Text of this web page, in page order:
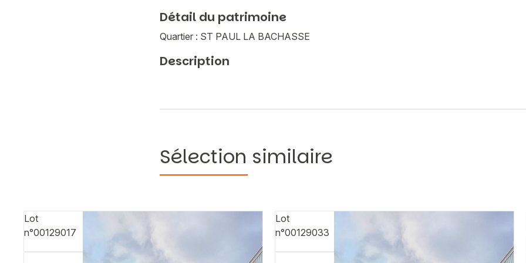
Détail du patrimoine
Quartier : ST PAUL LA BACHASSE
Description
Sélection similaire
Lot
n°00129017
Lot
n°00129033